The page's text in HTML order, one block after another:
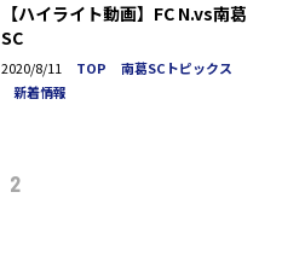
【ハイライト動画】FC N.vs南葛
SC
2020/8/11 TOP
南葛SCトピックス
新着情報
2